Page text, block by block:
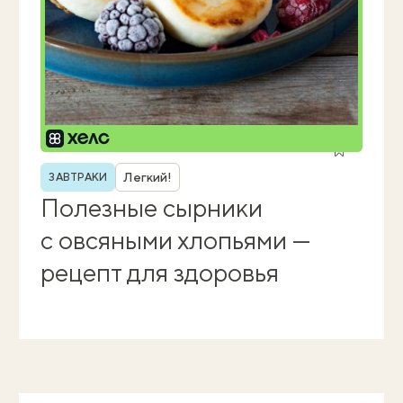
Рубрика
ЗАВТРАКИ Легкий!
Полезные сырники
с овсяными хлопьями —
рецепт для здоровья